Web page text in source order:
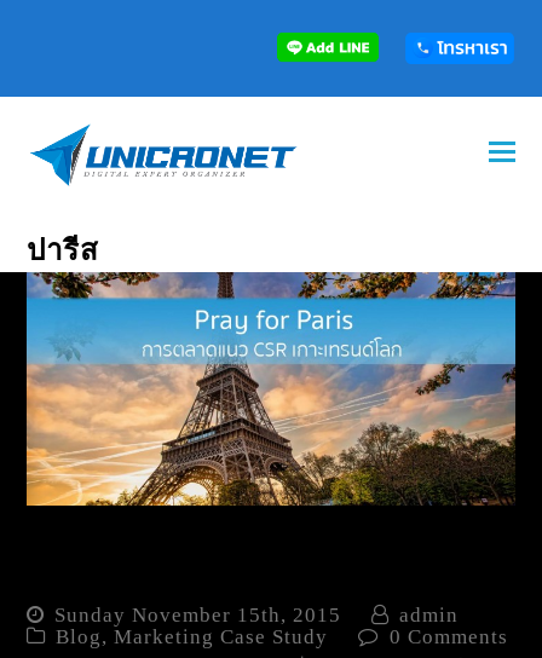
ปารีส
Sunday November 15th, 2015
admin
Blog,Marketing Case Study 0 Comments